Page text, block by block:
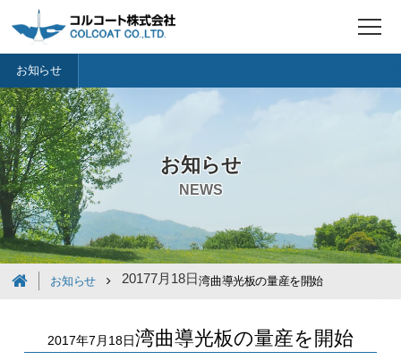
t
l
o
n
お知らせ
お知らせ
NEWS
お知らせ 20177月 18日湾曲導光板の量産を開始
2017年7月18日湾曲導光板の量産を開始